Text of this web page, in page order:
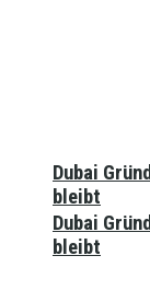
Dubai
bleibt
Dubai
bleibt